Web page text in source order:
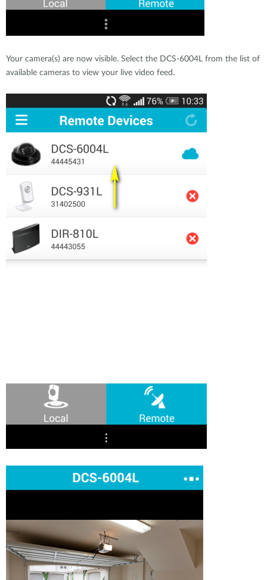
Your camera(s) are now visible. Select the DCS-6004L from the list of
available cameras to view your live video feed.